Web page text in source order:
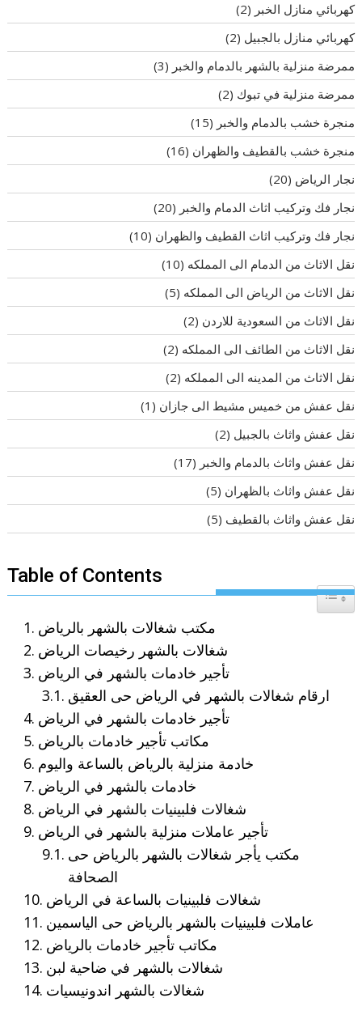
كهربائي منازل الخبر (2)
كهربائي منازل بالجبيل (2)
ممرضة منزلية بالشهر بالدمام والخبر (3)
ممرضة منزلية في تبوك (2)
منجرة خشب بالدمام والخبر (15)
منجرة خشب بالقطيف والظهران (16)
نجار الرياض (20)
نجار فك وتركيب اثاث الدمام والخبر (20)
نجار فك وتركيب اثاث القطيف والظهران (10)
نقل الاثاث من الدمام الى المملكه (10)
نقل الاثاث من الرياض الى المملكه (5)
نقل الاثاث من السعودية للاردن (2)
نقل الاثاث من الطائف الى المملكه (2)
نقل الاثاث من المدينه الى المملكه (2)
نقل عفش من خميس مشيط الى جازان (1)
نقل عفش واثاث بالجبيل (2)
نقل عفش واثاث بالدمام والخبر (17)
نقل عفش واثاث بالظهران (5)
نقل عفش واثاث بالقطيف (5)
Table of Contents
Toggle
مكتب شغالات بالشهر بالرياض
شغالات بالشهر رخيصات الرياض
تأجير خادمات بالشهر في الرياض
ارقام شغالات بالشهر في الرياض حى العقيق
تأجير خادمات بالشهر في الرياض
مكاتب تأجير خادمات بالرياض
خادمة منزلية بالرياض بالساعة واليوم
خادمات بالشهر في الرياض
شغالات فلبينيات بالشهر في الرياض
تأجير عاملات منزلية بالشهر في الرياض
مكتب يأجر شغالات بالشهر بالرياض حى
الصحافة
شغالات فلبينيات بالساعة في الرياض
عاملات فلبينيات بالشهر بالرياض حى الياسمين
مكاتب تأجير خادمات بالرياض
شغالات بالشهر في ضاحية لبن
شغالات بالشهر اندونيسيات